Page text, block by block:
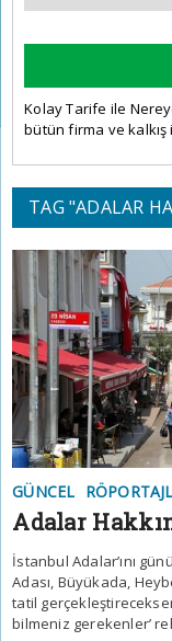
Kolay Tarife ile
bütün firma ve
TAG "ADALAR
GÜNCEL
Adalar
İstanbul Adalar’ını
Adası, Büyükada,
tatil
bilmeniz gerekenler’